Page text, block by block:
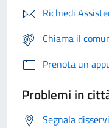
Richiedi
Chiama il
Prenota un
Problemi in
Segnala